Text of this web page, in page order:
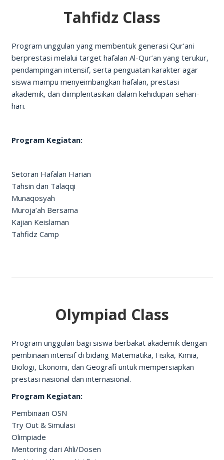
Tahfidz Class
Program unggulan yang membentuk generasi Qur’ani
berprestasi melalui target hafalan Al-Qur’an yang terukur,
pendampingan intensif, serta penguatan karakter agar
siswa mampu menyeimbangkan hafalan, prestasi
akademik, dan diimplentasikan dalam kehidupan sehari-
hari.
Program Kegiatan:
Setoran Hafalan Harian
Tahsin dan Talaqqi
Munaqosyah
Muroja’ah Bersama
Kajian Keislaman
Tahfidz Camp
Olympiad Class
Program unggulan bagi siswa berbakat akademik dengan
pembinaan intensif di bidang Matematika, Fisika, Kimia,
Biologi, Ekonomi, dan Geografi untuk mempersiapkan
prestasi nasional dan internasional.
Program Kegiatan:
Pembinaan OSN
Try Out & Simulasi
Olimpiade
Mentoring dari Ahli/Dosen